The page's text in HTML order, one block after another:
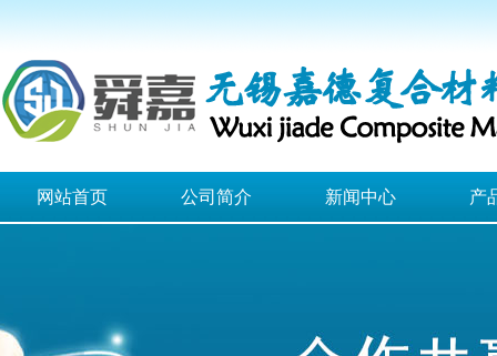
网站首页 公司简介 新闻中心 产